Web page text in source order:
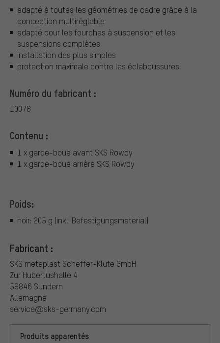
adapté à toutes les géométries de cadre grâce à la
conception multiréglable
adapté pour les fourches à suspension et les
suspensions complètes
installation des plus simples
protection maximale contre les éclaboussures
Numéro du fabricant :
10078
Contenu :
1 x garde-boue avant SKS Rowdy
1 x garde-boue arrière SKS Rowdy
Poids:
noir: 205 g (inkl. Befestigungsmaterial)
Fabricant :
SKS metaplast Scheffer-Klute GmbH
Zur Hubertushalle 4
59846 Sundern
Allemagne
service@sks-germany.com
Produits apparentés